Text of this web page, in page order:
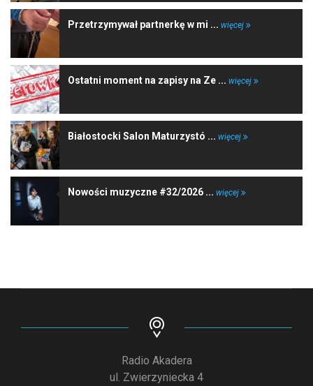
Przetrzymywał partnerkę w mi ... więcej
Ostatni moment na zapisy na Ze ... więcej
Białostocki Salon Maturzystó ... więcej
Nowości muzyczne #32/2026 ... więcej
Radio Akadera
ul. Zwierzyniecka 4